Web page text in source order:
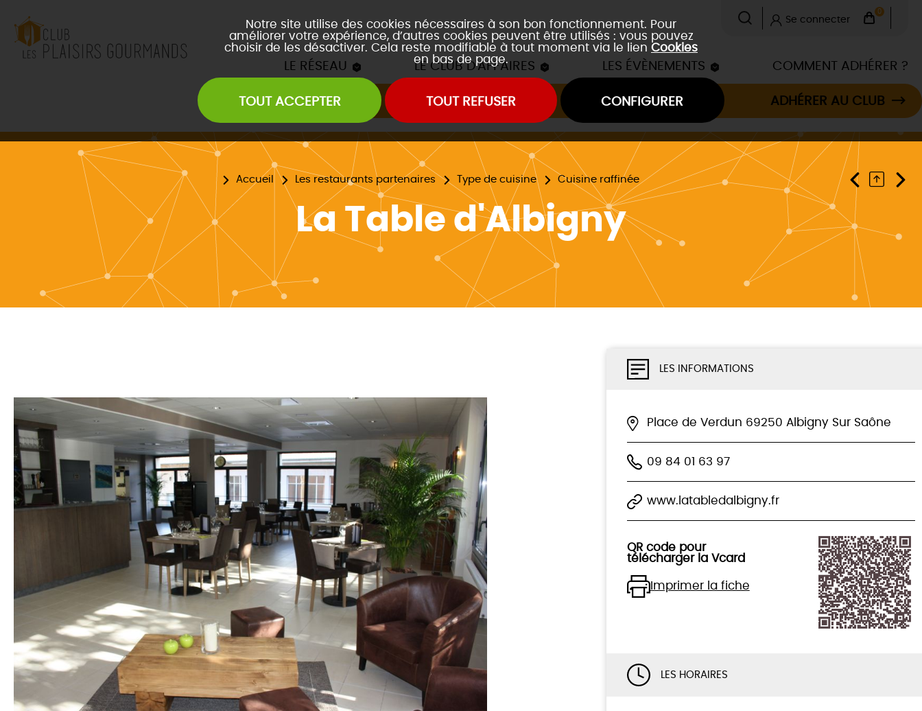
Notre site utilise des cookies nécessaires à son bon fonctionnement. Pour
améliorer votre expérience, d’autres cookies peuvent être utilisés : vous pouvez
choisir de les désactiver. Cela reste modifiable à tout moment via le lien Cookies
en bas de page.
TOUT ACCEPTER TOUT REFUSER CONFIGURER
0
Se connecter
LE RÉSEAU LE CLUB D'AFFAIRES LES ÉVÈNEMENTS
Les Afterwork du Club
Évènements Inter Club
Les mâchons du Club
Les event's "À la découverte de..."
COMMENT ADHÉRER ?
ADHÉRER AU CLUB
Accueil Les restaurants partenaires Type de cuisine Cuisine raffinée
La Table d'Albigny
LES INFORMATIONS
Place de Verdun 69250 Albigny Sur Saône
09 84 01 63 97
www.latabledalbigny.fr
QR code pour
télécharger la Vcard
Imprimer la fiche
LES HORAIRES